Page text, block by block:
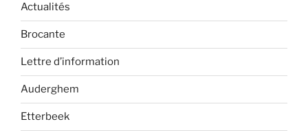
Actualités
Brocante
Lettre d’information
Auderghem
Etterbeek